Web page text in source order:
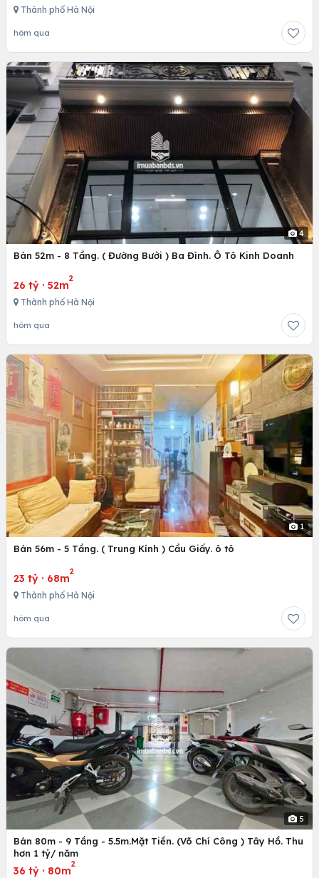
Thành phố Hà Nội
hôm qua
4
Bán 52m - 8 Tầng. ( Đường Bưởi ) Ba Đình. Ô Tô Kinh Doanh
26 tỷ · 52m
2
Thành phố Hà Nội
hôm qua
1
Bán 56m - 5 Tầng. ( Trung Kính ) Cầu Giấy. ô tô
23 tỷ · 68m
2
Thành phố Hà Nội
hôm qua
5
Bán 80m - 9 Tầng - 5.5m.Mặt Tiền. (Võ Chí Công ) Tây Hồ. Thu
hơn 1 tỷ/ năm
36 tỷ · 80m
2